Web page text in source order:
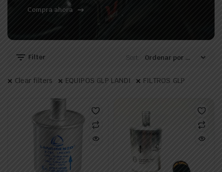
Compra ahora
Filter Sort:
Clear filters EQUIPOS GLP LANDI FILTROS GLP